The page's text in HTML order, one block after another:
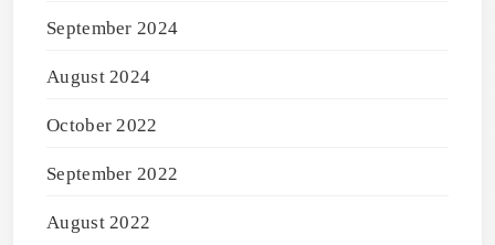
September 2024
August 2024
October 2022
September 2022
August 2022